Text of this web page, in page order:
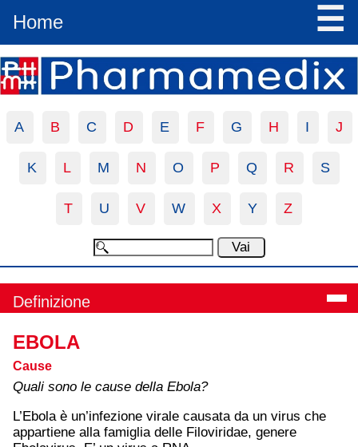
Home ☰
A B C D E F G H I J
K L M N O P Q R S
T U V W X Y Z
Definizione
EBOLA
Cause
Quali sono le cause della Ebola?
L’Ebola è un’infezione virale causata da un virus che
appartiene alla famiglia delle Filoviridae, genere